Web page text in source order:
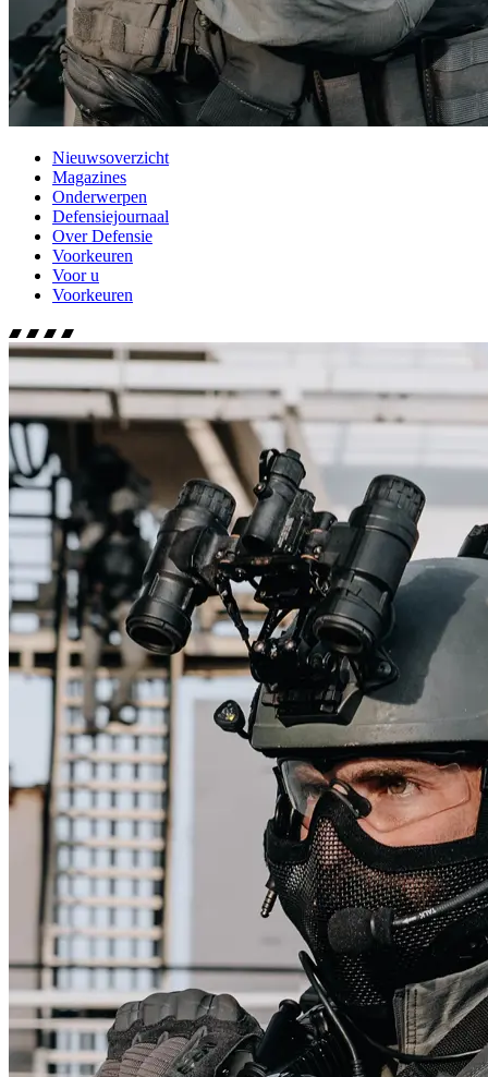
Nieuwsoverzicht
Magazines
Onderwerpen
Defensiejournaal
Over Defensie
Voorkeuren
Voor u
Voorkeuren